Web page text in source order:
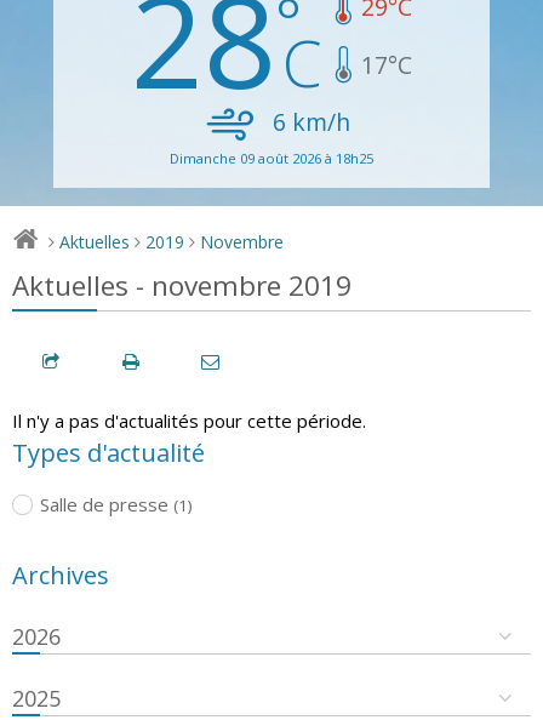
28 29°C
17°C
6 km/h
Dimanche 09 août 2026 à 18h25
> Aktuelles > 2019 > Novembre
Aktuelles - novembre 2019
Il n'y a pas d'actualités pour cette période.
Types d'actualité
Salle de presse (1)
Archives
2026
2025